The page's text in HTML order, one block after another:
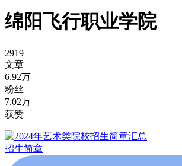
绵阳飞行职业学院
2919
文章
6.92万
粉丝
7.02万
获赞
招生简章